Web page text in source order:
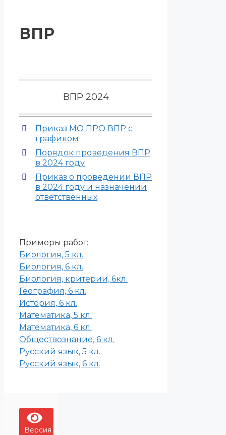
ВПР
ВПР 2024
Приказ МО ПРО ВПР с
графиком
Порядок проведения ВПР
в 2024 году
Приказ о проведении ВПР
в 2024 году и назначении
ответственных
Примеры работ:
Биология, 5 кл.
Биология, 6 кл.
Биология, критерии, 6кл.
География, 6 кл.
История, 6 кл.
Математика, 5 кл.
Математика, 6 кл.
Обществознание, 6 кл.
Русский язык, 5 кл.
Русский язык, 6 кл.
Версия